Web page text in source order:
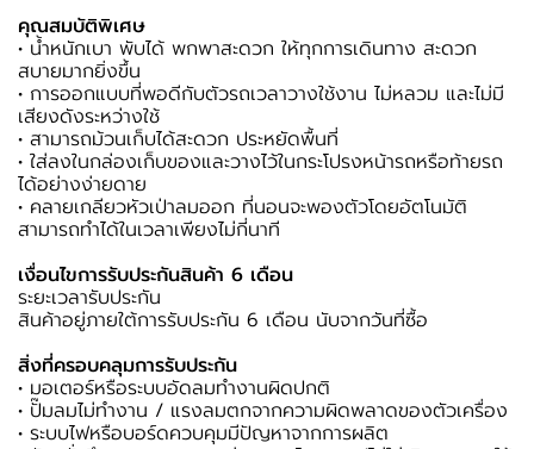
คุณสมบัติพิเศษ
• น้ำหนักเบา พับได้ พกพาสะดวก ให้ทุกการเดินทาง สะดวก
สบายมากยิ่งขึ้น
• การออกแบบที่พอดีกับตัวรถเวลาวางใช้งาน ไม่หลวม และไม่มี
เสียงดังระหว่างใช้
• สามารถม้วนเก็บได้สะดวก ประหยัดพื้นที่
• ใส่ลงในกล่องเก็บของและวางไว้ในกระโปรงหน้ารถหรือท้ายรถ
ได้อย่างง่ายดาย
• คลายเกลียวหัวเป่าลมออก ที่นอนจะพองตัวโดยอัตโนมัติ
สามารถทำได้ในเวลาเพียงไม่กี่นาที
เงื่อนไขการรับประกันสินค้า 6 เดือน
ระยะเวลารับประกัน
สินค้าอยู่ภายใต้การรับประกัน 6 เดือน นับจากวันที่ซื้อ
สิ่งที่ครอบคลุมการรับประกัน
• มอเตอร์หรือระบบอัดลมทำงานผิดปกติ
• ปั๊มลมไม่ทำงาน / แรงลมตกจากความผิดพลาดของตัวเครื่อง
• ระบบไฟหรือบอร์ดควบคุมมีปัญหาจากการผลิต